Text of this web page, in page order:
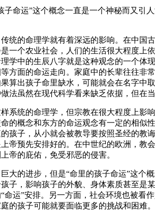
子命运”这个概念一直是一个神秘而又
统的命理学就有着深远的影响。在中
一个农业社会，人们的生活很大程度
学中的生辰八字就是这种观念的一个
方面的命运走向。家庭中的长辈往往
算出孩子命里缺水，可能就会在名字
法虽然在现代科学看来缺乏依据，但在
系统的命理学，但宗教在很大程度上
的概念和东方的命运观念有一定的相
孩子，从小就会被教导要按照圣经的
帝预先安排好的。在中世纪的欧洲，
帝的庇佑，免受邪恶的侵害。
大的进步，但是“命里的孩子命运”这
子，影响孩子的外貌、身体素质甚至
命运”安排。另一方面，社会环境也被
的孩子可能就要面临更多的挑战和困